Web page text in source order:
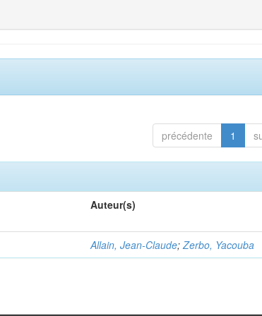
précédente 1
Auteur(s)
Allain, Jean-Claude;Zerbo, Yacouba